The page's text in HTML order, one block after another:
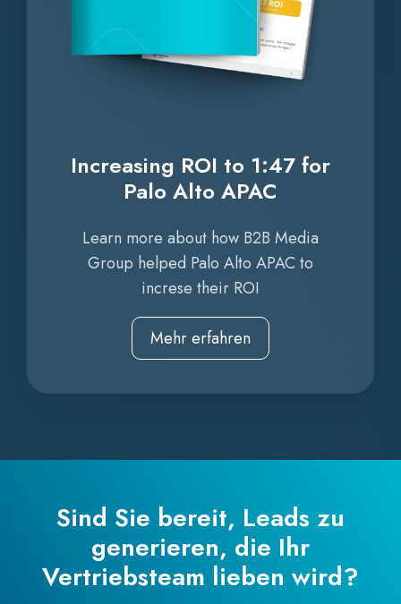
Increasing ROI to 1:47 for
Palo Alto APAC
Learn more about how B2B Media
Group helped Palo Alto APAC to
increse their ROI
Mehr erfahren
Sind Sie bereit, Leads zu
generieren, die Ihr
Vertriebsteam lieben wird?